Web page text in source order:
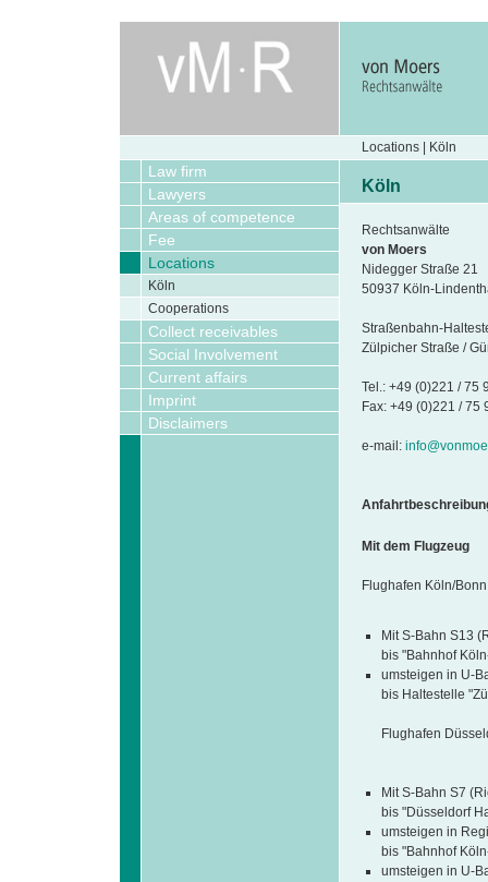
Locations | Köln
Law firm
Lawyers
Areas of competence
Fee
Locations
Köln
Cooperations
Collect receivables
Social Involvement
Current affairs
Imprint
Disclaimers
Köln
Rechtsanwälte
von Moers
Nidegger Straße 21
50937 Köln-
Straßenbahn-
Zülpicher Straße /
Tel.: +49 (0)221 / 75
Fax: +49 (0)221 / 75
e-mail:
Mit dem Flugzeug
Flughafen Köln/
Mit S-Bahn S13
bis "Bahnhof
umsteigen in U-
bis Haltestelle
Flughafen
Mit S-Bahn S7
bis "Düsseldorf
umsteigen in
bis "Bahnhof
umsteigen in U-